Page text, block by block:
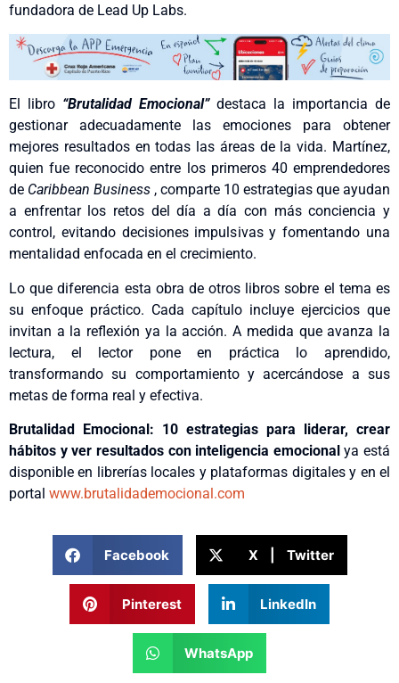
fundadora de Lead Up Labs.
El libro “Brutalidad Emocional”destaca la importancia de
gestionar adecuadamente las emociones para obtener
mejores resultados en todas las áreas de la vida. Martínez,
quien fue reconocido entre los primeros 40 emprendedores
de Caribbean Business , comparte 10 estrategias que ayudan
a enfrentar los retos del día a día con más conciencia y
control, evitando decisiones impulsivas y fomentando una
mentalidad enfocada en el crecimiento.
Lo que diferencia esta obra de otros libros sobre el tema es
su enfoque práctico. Cada capítulo incluye ejercicios que
invitan a la reflexión ya la acción. A medida que avanza la
lectura, el lector pone en práctica lo aprendido,
transformando su comportamiento y acercándose a sus
metas de forma real y efectiva.
Brutalidad Emocional: 10 estrategias para liderar, crear
hábitos y ver resultados con inteligencia emocionalya está
disponible en librerías locales y plataformas digitales y en el
portal www.brutalidademocional.com
Facebook X | Twitter
Pinterest LinkedIn
WhatsApp